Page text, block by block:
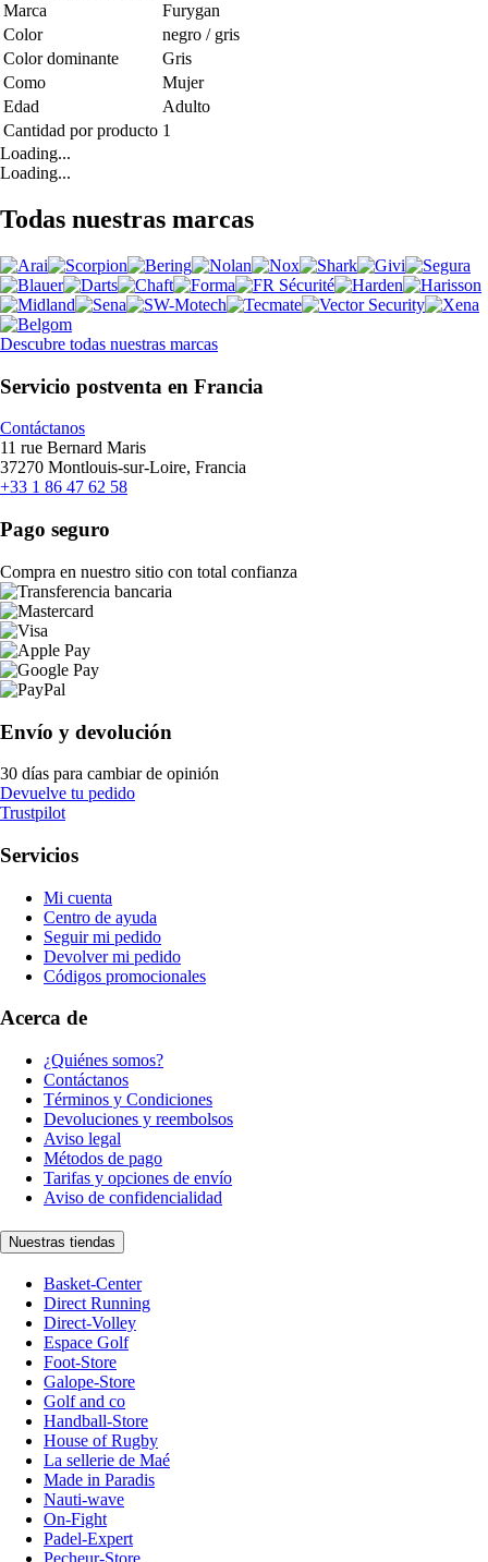
Marca
Furygan
Color
negro / gris
Color dominante
Gris
Como
Mujer
Edad
Adulto
Cantidad por producto 1
Loading...
Loading...
Todas nuestras marcas
Descubre todas nuestras marcas
Servicio postventa en Francia
Contáctanos
11 rue Bernard Maris
37270 Montlouis-sur-Loire, Francia
+33 1 86 47 62 58
Pago seguro
Compra en nuestro sitio con total confianza
Envío y devolución
30 días para cambiar de opinión
Devuelve tu pedido
Trustpilot
Servicios
Mi cuenta
Centro de ayuda
Seguir mi pedido
Devolver mi pedido
Códigos promocionales
Acerca de
¿Quiénes somos?
Contáctanos
Términos y Condiciones
Devoluciones y reembolsos
Aviso legal
Métodos de pago
Tarifas y opciones de envío
Aviso de confidencialidad
Nuestras tiendas
Basket-Center
Direct Running
Direct-Volley
Espace Golf
Foot-Store
Galope-Store
Golf and co
Handball-Store
House of Rugby
La sellerie de Maé
Made in Paradis
Nauti-wave
On-Fight
Padel-Expert
Pecheur-Store